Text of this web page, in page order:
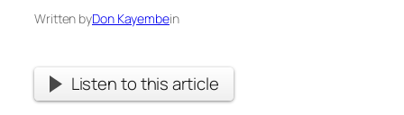
Written byDon Kayembein
Listen to this article